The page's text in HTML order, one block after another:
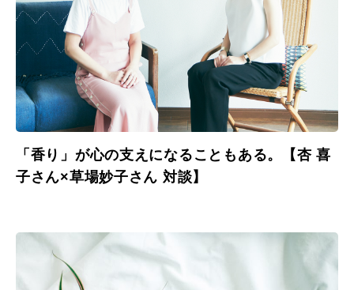
「香り」が心の支えになることもある。【杏 喜
子さん×草場妙子さん 対談】